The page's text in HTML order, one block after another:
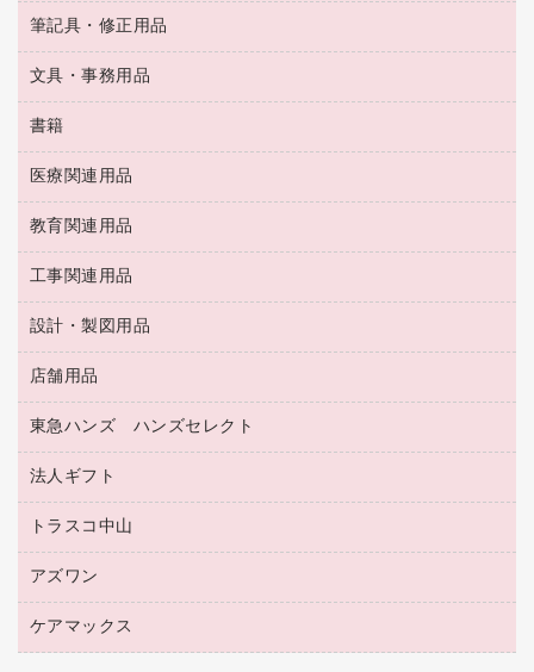
ティッシュペーパー
ダストボックス
タオル・アメニティ用品
スリッパ・サンダル・シューズ
スポーツ・レジャー用品
ゴミ袋
キッチン用品
食品添加物製品
ＯＡタップ／延長コード
その他電子文具
伝票
典礼用品
帳簿
額縁
各種用紙
ルーズリーフ
名刺整理用品
板目表紙・綴込表紙
背幅が伸びるファイル
統一伝票用ファイル
収納保存用品
レターファイル
リングファイル
プレゼン用ファイル
ファイルボックス
パイプ式ファイル
その他ファイル
クリヤーホルダー
クリヤーブック（差替式）
クリヤーブック（固定式）
筆記具・修正用品
万年筆
消しゴム
修正液・修正ペン
修正テープ
鉛筆
マーキングペン（油性）
マーキングペン（水性）
ボールペン（油性）
ボールペン（ゲルインク）
シャープペンシル用替芯
文具・事務用品
輪ゴム
両面テープ
名札
保管・整理用品
壁面／足元収納
備品／小物ケース
透明テープ 事務用
電話台
針なしステープラー
紙めくり
裁断機
書籍
パソコンソフト
医療関連用品
保健用品
使い捨て手袋
感染症対策用品
介護用品
医療関連用品
教育関連用品
教育関連用品
工事関連用品
工事関連用品
設計・製図用品
設計・製図用品
店舗用品
店舗運営用品
陳列什器
紙手提げ袋
レジ・ポリ袋
ディスプレイ用品
カウンター／お会計用品
東急ハンズ ハンズセレクト
東急ハンズ
法人ギフト
高島屋
高島屋（食品・飲料）
カウネットギフト（食品・飲料）
トラスコ中山
建築・作業用品
アズワン
医療・介護用品（食品・飲料・食添製品）
ケアマックス